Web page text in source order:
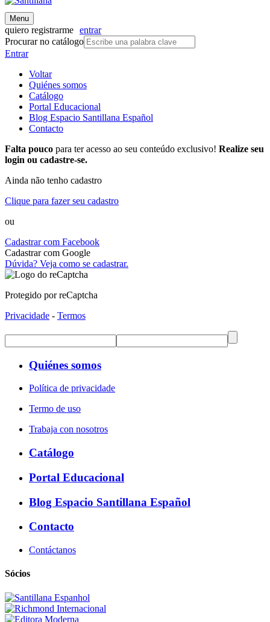
Menu
quiero registrarme entrar
Procurar no catálogo
Entrar
Voltar
Quiénes somos
Catálogo
Portal Educacional
Blog Espacio Santillana Español
Contacto
Falta pouco para ter acesso ao seu conteúdo exclusivo! Realize seu
login ou cadastre-se.
Ainda não tenho cadastro
Clique para fazer seu cadastro
ou
Cadastrar com Facebook
Cadastrar com Google
Dúvida? Veja como se cadastrar.
Protegido por reCaptcha
Privacidade - Termos
Quiénes somos
Política de privacidade
Termo de uso
Trabaja con nosotros
Catálogo
Portal Educacional
Blog Espacio Santillana Español
Contacto
Contáctanos
Sócios